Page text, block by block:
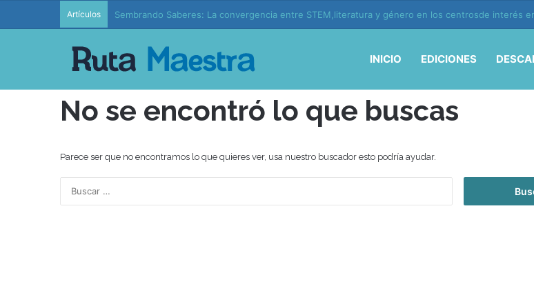
Artículos Sembrando Saberes: La convergencia entre STEM,literatura y género en los centrosde interés
INICIO EDICIONES
No se encontró lo que buscas
Parece ser que no encontramos lo que quieres ver, usa nuestro buscador esto podría ayudar.